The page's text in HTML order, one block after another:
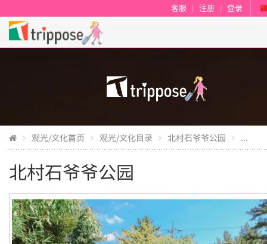
客服 注册 登录
观光/文化首页 观光/文化目录 北村石爷爷公园 ...
北村石爷爷公园